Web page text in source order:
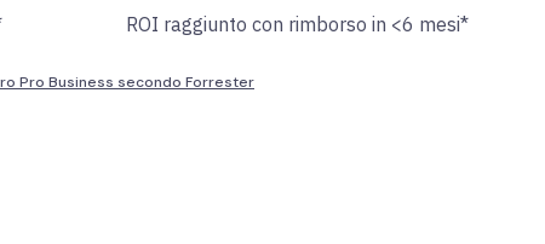
ROI raggiunto con rimborso in <6 mesi*
Pro Business secondo Forrester